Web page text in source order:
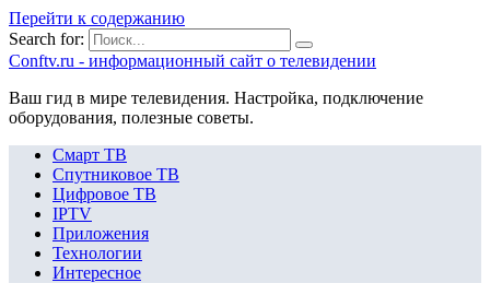
Перейти к содержанию
Search for:
Сonftv.ru - информационный сайт о телевидении
Ваш гид в мире телевидения. Настройка, подключение
оборудования, полезные советы.
Смарт ТВ
Спутниковое ТВ
Цифровое ТВ
IPTV
Приложения
Технологии
Интересное